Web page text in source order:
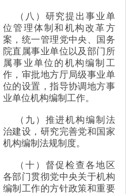
（八）研究提出事业单
位管理体制和机构改革方
案，统一管理党中央、国务
院直属事业单位以及部门所
属事业单位的机构编制工
作，审批地方厅局级事业单
位的设置，指导协调地方事
业单位机构编制工作。
（九）推进机构编制法
治建设，研究完善党和国家
机构编制法规制度。
（十）督促检查各地区
各部门贯彻党中央关于机构
编制工作的方针政策和重要